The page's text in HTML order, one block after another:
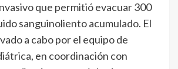
que permitió evacuar 300
sanguinoliento acumulado. El
a cabo por el equipo de
en coordinación con